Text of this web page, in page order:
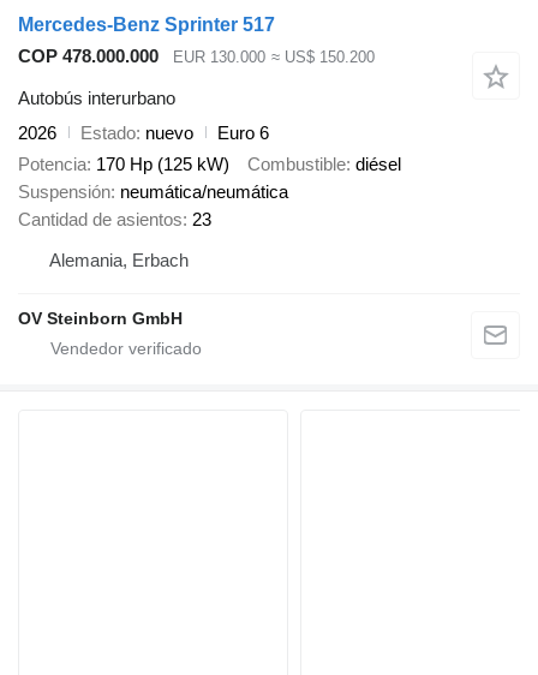
Mercedes-Benz Sprinter 517
COP 478.000.000
EUR 130.000 ≈ US$ 150.200
Autobús interurbano
2026
Estado nuevo
Euro 6
Potencia 170 Hp (125 kW) Combustible diésel
Suspensión neumática/neumática
Cantidad de asientos 23
Alemania, Erbach
OV Steinborn GmbH